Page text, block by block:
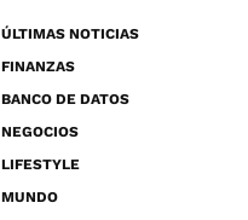
ÚLTIMAS NOTICIAS
FINANZAS
BANCO DE DATOS
NEGOCIOS
LIFESTYLE
MUNDO